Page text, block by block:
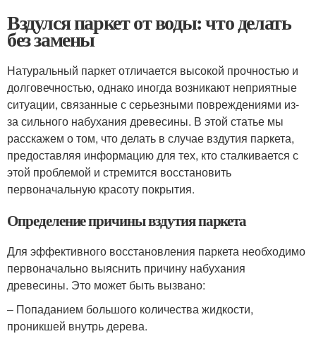
Вздулся паркет от воды: что делать
без замены
Натуральный паркет отличается высокой прочностью и
долговечностью, однако иногда возникают неприятные
ситуации, связанные с серьезными повреждениями из-
за сильного набухания древесины. В этой статье мы
расскажем о том, что делать в случае вздутия паркета,
предоставляя информацию для тех, кто сталкивается с
этой проблемой и стремится восстановить
первоначальную красоту покрытия.
Определение причины вздутия паркета
Для эффективного восстановления паркета необходимо
первоначально выяснить причину набухания
древесины. Это может быть вызвано:
– Попаданием большого количества жидкости,
проникшей внутрь дерева.